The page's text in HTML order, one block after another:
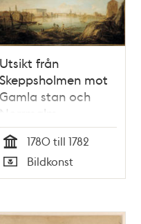
Utsikt från
Skeppsholmen mot
Gamla stan och
Norrmalm
Tid
1780 till 1782
Bildkonst